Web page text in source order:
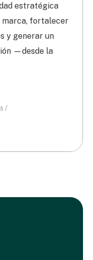
estratégica
marca, fortalecer
y generar un
—desde la